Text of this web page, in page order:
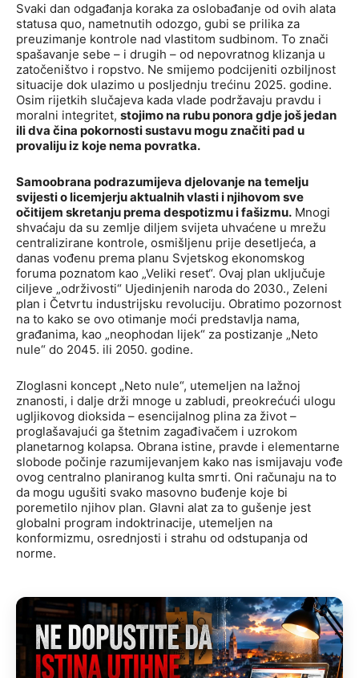
Svaki dan odgađanja koraka za oslobađanje od ovih alata
statusa quo, nametnutih odozgo, gubi se prilika za
preuzimanje kontrole nad vlastitom sudbinom. To znači
spašavanje sebe – i drugih – od nepovratnog klizanja u
zatočeništvo i ropstvo. Ne smijemo podcijeniti ozbiljnost
situacije dok ulazimo u posljednju trećinu 2025. godine.
Osim rijetkih slučajeva kada vlade podržavaju pravdu i
moralni integritet, stojimo na rubu ponora gdje još jedan
ili dva čina pokornosti sustavu mogu značiti pad u
provaliju iz koje nema povratka.
Samoobrana podrazumijeva djelovanje na temelju
svijesti o licemjerju aktualnih vlasti i njihovom sve
očitijem skretanju prema despotizmu i fašizmu. Mnogi
shvaćaju da su zemlje diljem svijeta uhvaćene u mrežu
centralizirane kontrole, osmišljenu prije desetljeća, a
danas vođenu prema planu Svjetskog ekonomskog
foruma poznatom kao „Veliki reset“. Ovaj plan uključuje
ciljeve „održivosti“ Ujedinjenih naroda do 2030., Zeleni
plan i Četvrtu industrijsku revoluciju. Obratimo pozornost
na to kako se ovo otimanje moći predstavlja nama,
građanima, kao „neophodan lijek“ za postizanje „Neto
nule“ do 2045. ili 2050. godine.
Zloglasni koncept „Neto nule“, utemeljen na lažnoj
znanosti, i dalje drži mnoge u zabludi, preokrećući ulogu
ugljikovog dioksida – esencijalnog plina za život –
proglašavajući ga štetnim zagađivačem i uzrokom
planetarnog kolapsa. Obrana istine, pravde i elementarne
slobode počinje razumijevanjem kako nas ismijavaju vođe
ovog centralno planiranog kulta smrti. Oni računaju na to
da mogu ugušiti svako masovno buđenje koje bi
poremetilo njihov plan. Glavni alat za to gušenje jest
globalni program indoktrinacije, utemeljen na
konformizmu, osrednjosti i strahu od odstupanja od
norme.